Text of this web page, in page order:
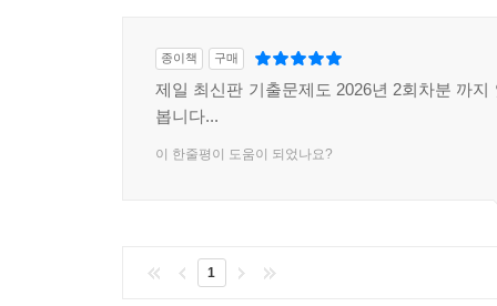
종이책 구매
제일 최신판 기출문제도 2026년 2회차분 까지
봅니다...
이 한줄평이 도움이 되었나요?
1